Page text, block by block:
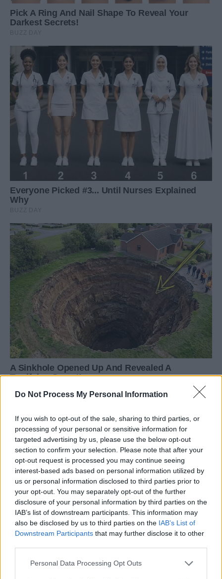
Do Not Process My Personal Information
If you wish to opt-out of the sale, sharing to third parties, or
processing of your personal or sensitive information for
targeted advertising by us, please use the below opt-out
section to confirm your selection. Please note that after your
opt-out request is processed you may continue seeing
interest-based ads based on personal information utilized by
us or personal information disclosed to third parties prior to
your opt-out. You may separately opt-out of the further
disclosure of your personal information by third parties on the
IAB’s list of downstream participants. This information may
also be disclosed by us to third parties on the IAB’s List of
Downstream Participants that may further disclose it to other
Personal Data Processing Opt Outs